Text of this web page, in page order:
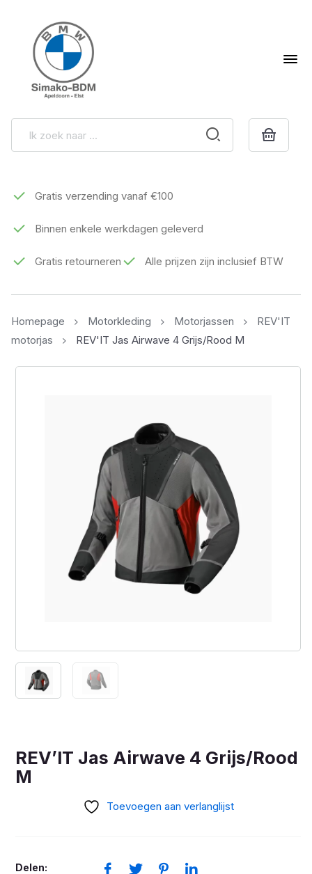
Gratis verzending vanaf €100
Binnen enkele werkdagen geleverd
Gratis retourneren Alle prijzen zijn inclusief BTW
Homepage Motorkleding Motorjassen
REV'IT
motorjas
REV'IT Jas Airwave 4 Grijs/Rood M
REV’IT Jas Airwave 4 Grijs/Rood
M
Toevoegen aan verlanglijst
Delen: